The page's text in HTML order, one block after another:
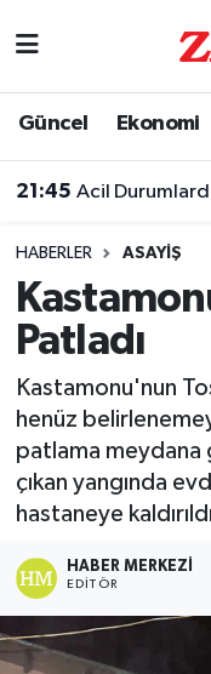
Güncel Ekonomi
21:45 Acil Durumlarda Tek
HABERLER ASAYIŞ
Patladı
Kastamonu'nun
henüz
patlama meydana
çıkan yangında
hastaneye
HABER MERKEZI
EDITÖR
Nöbetçi
Süper Lig
Tüm Manşetler
Son Dakika
Haber Arşivi